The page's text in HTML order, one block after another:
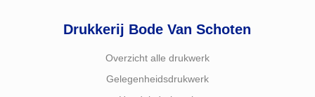
Drukkerij Bode Van Schoten
Overzicht alle drukwerk
Gelegenheidsdrukwerk